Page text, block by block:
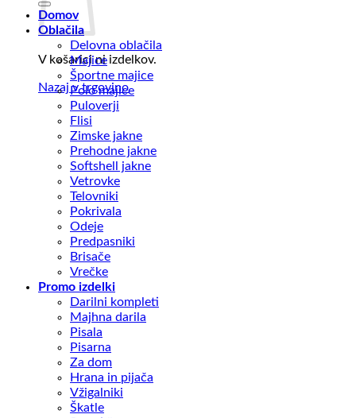
V košarici ni izdelkov.
Nazaj v trgovino
Domov
Oblačila
Delovna oblačila
Majice
Športne majice
Polo majice
Puloverji
Flisi
Zimske jakne
Prehodne jakne
Softshell jakne
Vetrovke
Telovniki
Pokrivala
Odeje
Predpasniki
Brisače
Vrečke
Promo izdelki
Darilni kompleti
Majhna darila
Pisala
Pisarna
Za dom
Hrana in pijača
Vžigalniki
Škatle